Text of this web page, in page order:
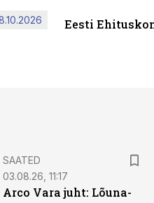
Eesti
SAATED
03.08.26, 11:17
Arco Vara juht: Lõuna-